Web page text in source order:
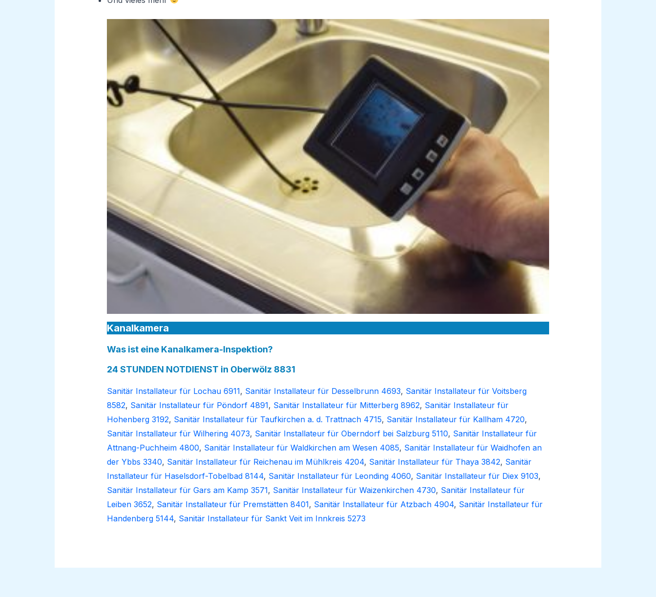
Kanalkamera
Was ist eine Kanalkamera-Inspektion?
24 STUNDEN NOTDIENST in Oberwölz 8831
Sanitär Installateur für Lochau 6911, Sanitär Installateur für Desselbrunn 4693, Sanitär Installateur für Voitsberg
8582, Sanitär Installateur für Pöndorf 4891, Sanitär Installateur für Mitterberg 8962, Sanitär Installateur für
Hohenberg 3192, Sanitär Installateur für Taufkirchen a. d. Trattnach 4715, Sanitär Installateur für Kallham 4720,
Sanitär Installateur für Wilhering 4073, Sanitär Installateur für Oberndorf bei Salzburg 5110, Sanitär Installateur für
Attnang-Puchheim 4800, Sanitär Installateur für Waldkirchen am Wesen 4085, Sanitär Installateur für Waidhofen an
der Ybbs 3340, Sanitär Installateur für Reichenau im Mühlkreis 4204, Sanitär Installateur für Thaya 3842, Sanitär
Installateur für Haselsdorf-Tobelbad 8144, Sanitär Installateur für Leonding 4060, Sanitär Installateur für Diex 9103,
Sanitär Installateur für Gars am Kamp 3571, Sanitär Installateur für Waizenkirchen 4730, Sanitär Installateur für
Leiben 3652, Sanitär Installateur für Premstätten 8401, Sanitär Installateur für Atzbach 4904, Sanitär Installateur für
Handenberg 5144, Sanitär Installateur für Sankt Veit im Innkreis 5273